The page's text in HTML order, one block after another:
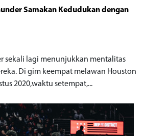
Samakan Kedudukan dengan
sekali lagi menunjukkan mentalitas
Di gim keempat melawan Houston
2020,waktu setempat,...